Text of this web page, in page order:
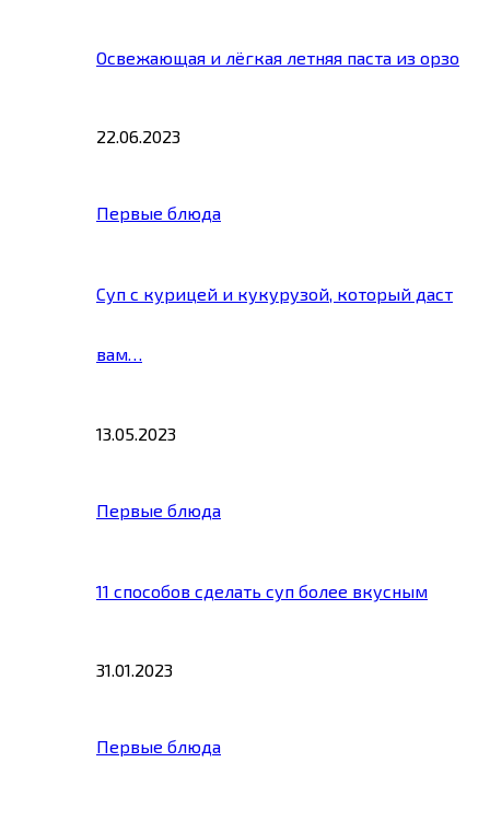
Освежающая и лёгкая летняя паста из орзо
22.06.2023
Первые блюда
Суп с курицей и кукурузой, который даст
вам…
13.05.2023
Первые блюда
11 способов сделать суп более вкусным
31.01.2023
Первые блюда